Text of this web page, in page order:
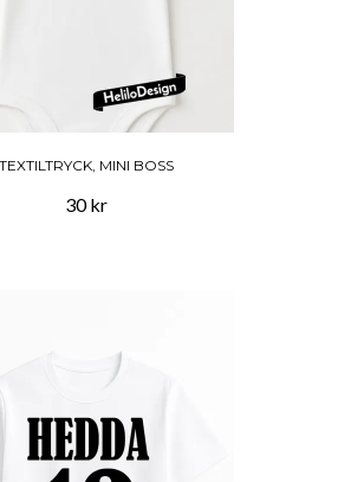
TEXTILTRYCK, MINI BOSS
30 kr